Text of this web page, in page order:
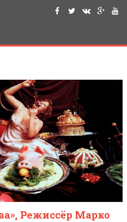
Режиссёр Марко